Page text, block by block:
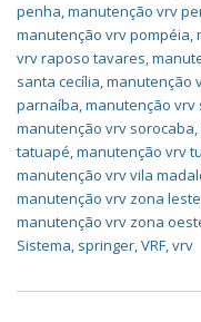
penha,manutenção vrv
manutenção vrv pompéia,
vrv raposo tavares,
santa cecília,manutenção
parnaíba,manutenção vrv
manutenção vrv sorocaba,
tatuapé,manutenção vrv
manutenção vrv vila
manutenção vrv zona leste
manutenção vrv zona
Sistema, springer,VRF,vrv